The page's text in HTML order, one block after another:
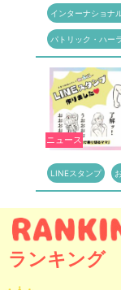
インターナショナ
パトリック・ハー
ニュース
LINEスタンプ
ランキング